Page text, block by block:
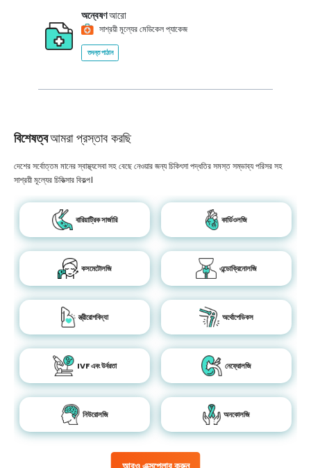
অন্বেষণআরো
সাশ্রয়ী মূল্যের মেডিকেল প্যাকেজ
তদন্ত পাঠান
বিশেষত্বআমরা প্রস্তাব করছি
দেশের সর্বোত্তম মানের স্বাস্থ্যসেবা সহ বেছে নেওয়ার জন্য চিকিৎসা পদ্ধতির সমস্ত সম্ভাব্য পরিসর সহ
সাশ্রয়ী মূল্যের চিকিত্সার বিকল্প।
বারিয়াট্রিক সার্জারি কার্ডিওলজি
কসমেটোলজি এন্ডোক্রিনোলজি
স্ত্রীরোগবিদ্যা অর্থোপেডিকস
IVF এবং উর্বরতা নেফ্রোলজি
নিউরোলজি অনকোলজি